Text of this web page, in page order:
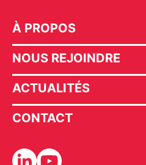
À PROPOS
NOUS REJOINDRE
ACTUALITÉS
CONTACT